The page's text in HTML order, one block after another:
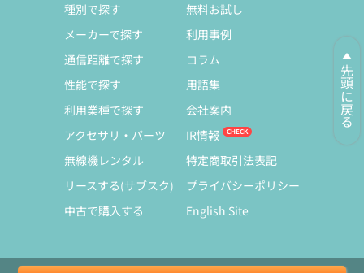
先頭に戻る
種別で探す
メーカーで探す
通信距離で探す
性能で探す
利用業種で探す
アクセサリ・パーツ
無線機レンタル
リースする(サブスク)
中古で購入する
無料お試し
利用事例
コラム
用語集
会社案内
IR情報
特定商取引法表記
プライバシーポリシー
English Site